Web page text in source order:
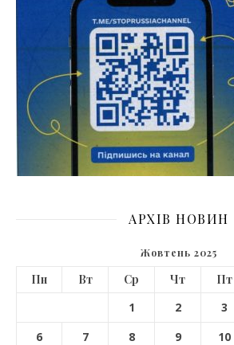
АРХІВ НОВИН
Жовтень 2025
Пн Вт Ср Чт Пт
1
2 3
6
7 8 9 10